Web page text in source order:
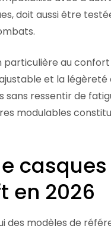
doit aussi être
au confort
et la légèreté
ressentir de
modulables
casques
en 2026
des modèles de